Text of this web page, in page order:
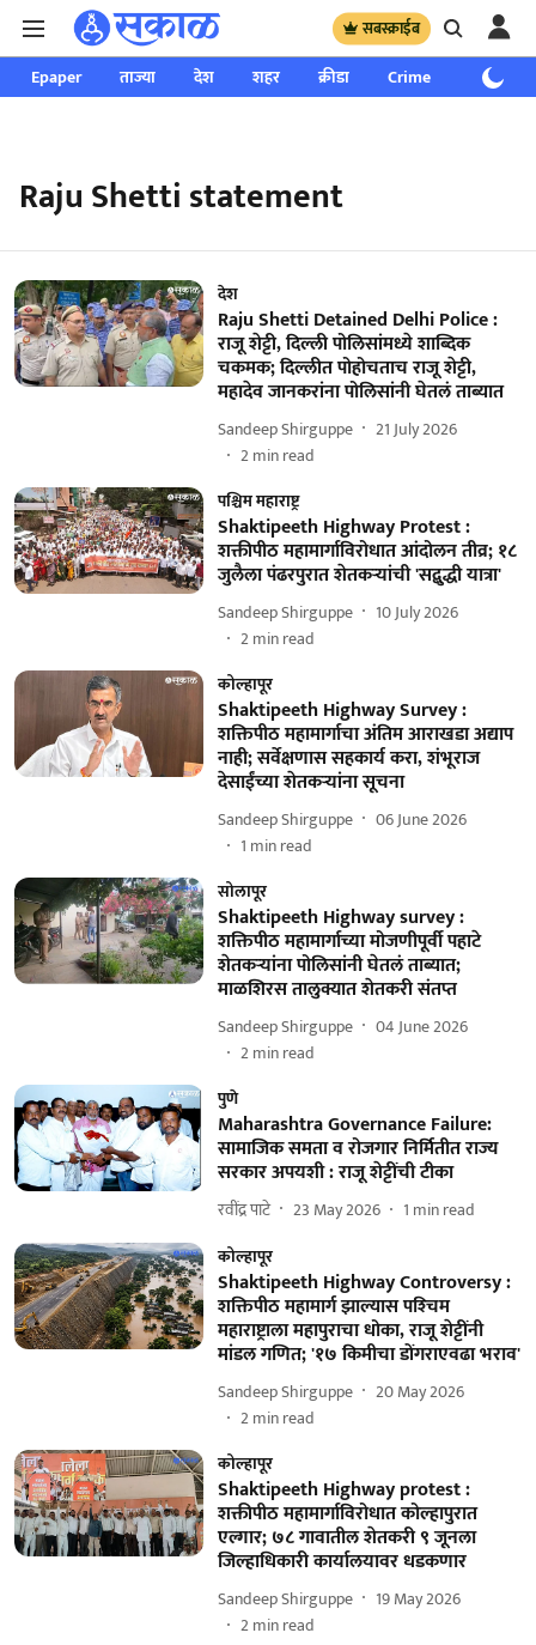
सबस्क्राईब
Epaper ताज्या देश शहर क्रीडा Crime साप्ताहिक
Raju Shetti statement
देश
Raju Shetti Detained Delhi Police :
राजू शेट्टी, दिल्ली पोलिसांमध्ये शाब्दिक
चकमक; दिल्लीत पोहोचताच राजू शेट्टी,
महादेव जानकरांना पोलिसांनी घेतलं ताब्यात
Sandeep Shirguppe
21 July 2026
2min read
पश्चिम महाराष्ट्र
Shaktipeeth Highway Protest :
शक्तीपीठ महामार्गाविरोधात आंदोलन तीव्र; १८
जुलैला पंढरपुरात शेतकऱ्यांची 'सद्बुद्धी यात्रा'
Sandeep Shirguppe
10 July 2026
2min read
कोल्हापूर
Shaktipeeth Highway Survey :
शक्तिपीठ महामार्गाचा अंतिम आराखडा अद्याप
नाही; सर्वेक्षणास सहकार्य करा, शंभूराज
देसाईंच्या शेतकऱ्यांना सूचना
Sandeep Shirguppe
06 June 2026
1 min read
सोलापूर
Shaktipeeth Highway survey :
शक्तिपीठ महामार्गाच्या मोजणीपूर्वी पहाटे
शेतकऱ्यांना पोलिसांनी घेतलं ताब्यात;
माळशिरस तालुक्यात शेतकरी संतप्त
Sandeep Shirguppe
04 June 2026
2min read
पुणे
Maharashtra Governance Failure:
सामाजिक समता व रोजगार निर्मितीत राज्य
सरकार अपयशी : राजू शेट्टींची टीका
रवींद्र पाटे 23 May 2026 1 min read
कोल्हापूर
Shaktipeeth Highway Controversy :
शक्तिपीठ महामार्ग झाल्यास पश्‍चिम
महाराष्ट्राला महापुराचा धोका, राजू शेट्टींनी
मांडल गणित; '१७ किमीचा डोंगराएवढा भराव'
Sandeep Shirguppe
20 May 2026
2min read
कोल्हापूर
Shaktipeeth Highway protest :
शक्तीपीठ महामार्गाविरोधात कोल्हापुरात
एल्गार; ७८ गावातील शेतकरी ९ जूनला
जिल्हाधिकारी कार्यालयावर धडकणार
Sandeep Shirguppe
19 May 2026
2min read